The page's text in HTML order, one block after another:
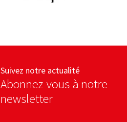
Suivez notre actualité
Abonnez-vous à notre
newsletter